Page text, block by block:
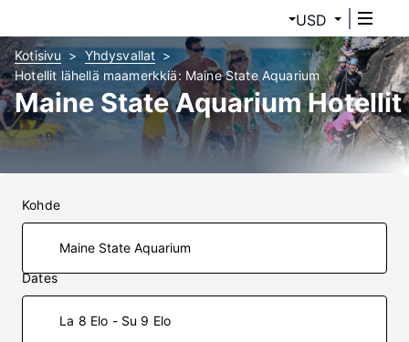
USD
Kotisivu
Yhdysvallat
Hotellit lähellä maamerkkiä: Maine State Aquarium
Maine State Aquarium Hotellit
Kohde
Dates
La 8 Elo - Su 9 Elo